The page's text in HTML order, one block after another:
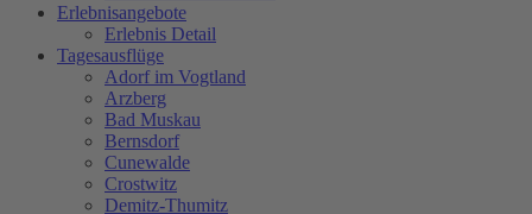
Erlebnisangebote
Erlebnis Detail
Tagesausflüge
Adorf im Vogtland
Arzberg
Bad Muskau
Bernsdorf
Cunewalde
Crostwitz
Demitz-Thumitz